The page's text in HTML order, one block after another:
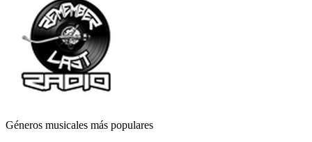
Géneros musicales más populares